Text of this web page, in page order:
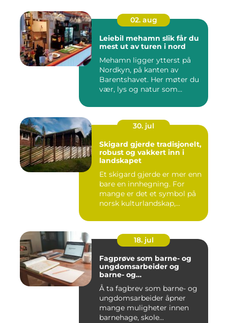
02. aug
Leiebil mehamn slik får du
mest ut av turen i nord
Mehamn ligger ytterst på
Nordkyn, på kanten av
Barentshavet. Her møter du
vær, lys og natur som
30. jul
Skigard gjerde tradisjonelt,
robust og vakkert inn i
landskapet
Et skigard gjerde er mer enn
bare en innhegning. For
mange er det et symbol på
norsk kulturlandskap,...
18. jul
Fagprøve som barne- og
ungdomsarbeider og
barne- og
ungdomsarbeiderfaget VG
Å ta fagbrev som barne- og
ungdomsarbeider åpner
mange muligheter innen
barnehage, skole...